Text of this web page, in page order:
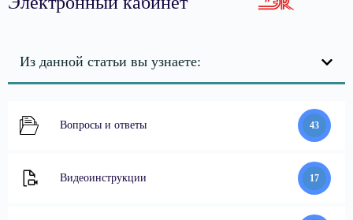
Из данной статьи вы узнаете:
Вопросы и ответы 43
Видеоинструкции 17